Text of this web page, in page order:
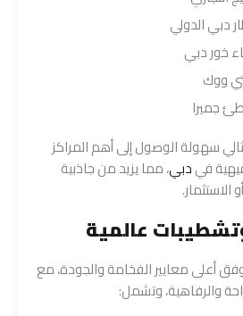
دبي الدولي
خور دبي
ووك
جميرا
سهولة الوصول إلى أهم المراكز
فيدبي، مما يزيد من جاذبية
عالمية
أعلى معايير الفخامة والجودة، مع
والرفاهية، وتشمل: